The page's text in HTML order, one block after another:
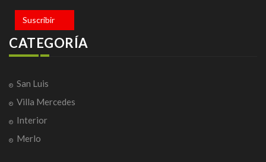
Suscribir
CATEGORÍA
San Luis
Villa Mercedes
Interior
Merlo